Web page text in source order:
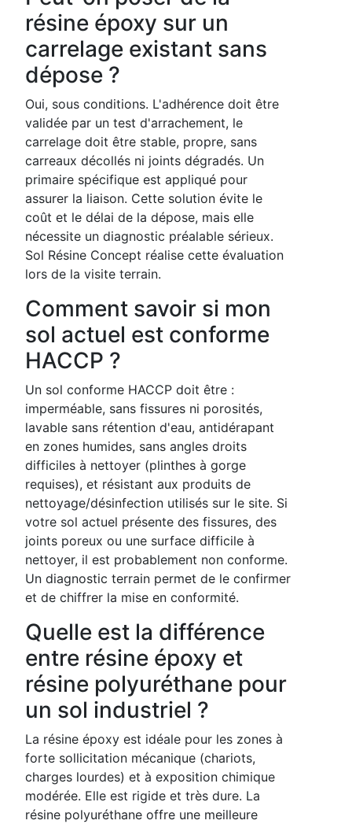
résine époxy sur un
carrelage existant sans
dépose ?
Oui, sous conditions. L'adhérence doit être
validée par un test d'arrachement, le
carrelage doit être stable, propre, sans
carreaux décollés ni joints dégradés. Un
primaire spécifique est appliqué pour
assurer la liaison. Cette solution évite le
coût et le délai de la dépose, mais elle
nécessite un diagnostic préalable sérieux.
Sol Résine Concept réalise cette évaluation
lors de la visite terrain.
Comment savoir si mon
sol actuel est conforme
HACCP ?
Un sol conforme HACCP doit être :
imperméable, sans fissures ni porosités,
lavable sans rétention d'eau, antidérapant
en zones humides, sans angles droits
difficiles à nettoyer (plinthes à gorge
requises), et résistant aux produits de
nettoyage/désinfection utilisés sur le site. Si
votre sol actuel présente des fissures, des
joints poreux ou une surface difficile à
nettoyer, il est probablement non conforme.
Un diagnostic terrain permet de le confirmer
et de chiffrer la mise en conformité.
Quelle est la différence
entre résine époxy et
résine polyuréthane pour
un sol industriel ?
La résine époxy est idéale pour les zones à
forte sollicitation mécanique (chariots,
charges lourdes) et à exposition chimique
modérée. Elle est rigide et très dure. La
résine polyuréthane offre une meilleure